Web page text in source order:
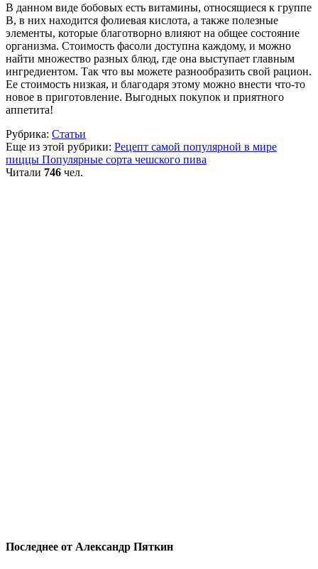
В данном виде бобовых есть витамины, относящиеся к группе
В, в них находится фолиевая кислота, а также полезные
элементы, которые благотворно влияют на общее состояние
организма. Стоимость фасоли доступна каждому, и можно
найти множество разных блюд, где она выступает главным
ингредиентом. Так что вы можете разнообразить свой рацион.
Ее стоимость низкая, и благодаря этому можно внести что-то
новое в приготовление. Выгодных покупок и приятного
аппетита!
Рубрика: Статьи
Еще из этой рубрики: Рецепт самой популярной в мире
пиццы Популярные сорта чешского пива
Читали 746 чел.
Последнее от Александр Пяткин